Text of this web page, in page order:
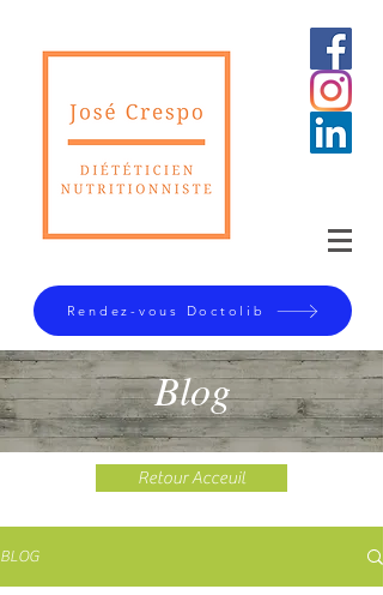
Rendez-vous Doctolib
Blog
Retour Acceuil
BLOG